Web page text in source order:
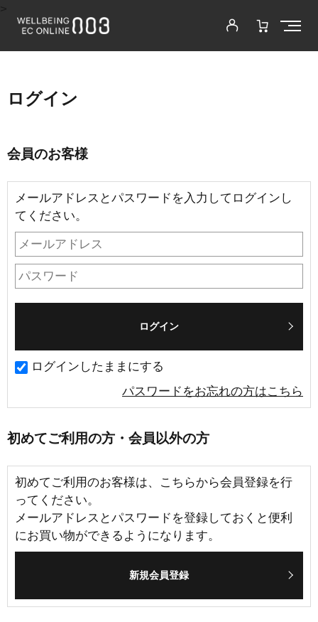
ログイン
会員のお客様
メールアドレスとパスワードを入力してログインし
てください。
ログインしたままにする
パスワードをお忘れの方はこちら
初めてご利用の方・会員以外の方
初めてご利用のお客様は、こちらから会員登録を行
ってください。
メールアドレスとパスワードを登録しておくと便利
にお買い物ができるようになります。